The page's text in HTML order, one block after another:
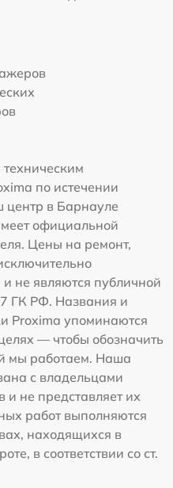
по истечении
центр в Барнауле
официальной
Цены на ремонт,
не являются публичной
ГК РФ. Названия и
Proxima упоминаются
— чтобы обозначить
мы работаем. Наша
с владельцами
не представляет их
работ выполняются
находящихся в
в соответствии со ст.